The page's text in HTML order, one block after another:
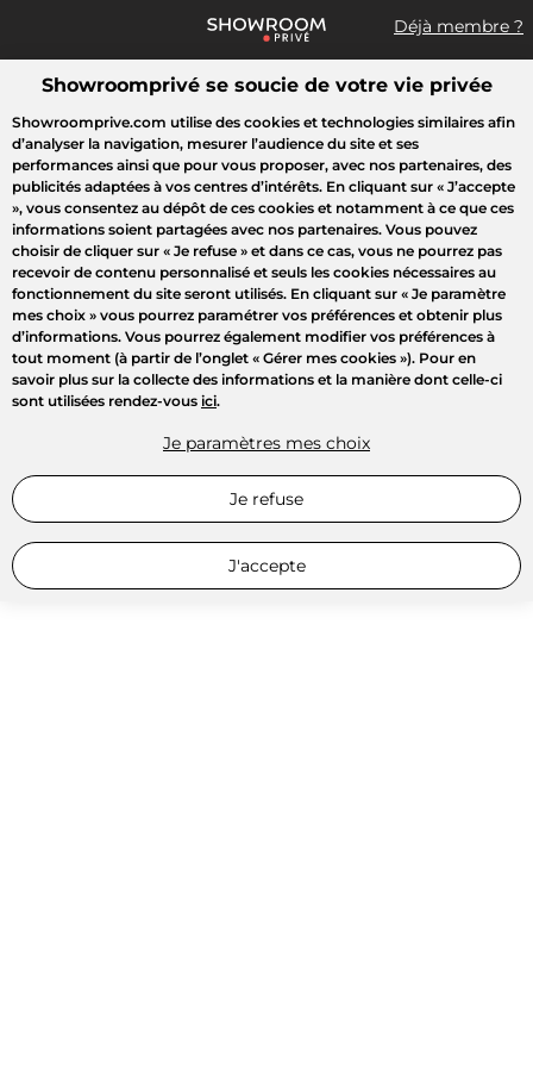
Déjà membre ?
Que recherchez-vous ?
Toutes les ventes Sport Mode Enfant Maison
Showroomprivé se soucie de votre vie privée
Showroomprive.com utilise des cookies et technologies similaires afin
d’analyser la navigation, mesurer l’audience du site et ses
performances ainsi que pour vous proposer, avec nos partenaires, des
publicités adaptées à vos centres d’intérêts. En cliquant sur « J’accepte
», vous consentez au dépôt de ces cookies et notamment à ce que ces
informations soient partagées avec nos partenaires. Vous pouvez
choisir de cliquer sur « Je refuse » et dans ce cas, vous ne pourrez pas
recevoir de contenu personnalisé et seuls les cookies nécessaires au
fonctionnement du site seront utilisés. En cliquant sur « Je paramètre
mes choix » vous pourrez paramétrer vos préférences et obtenir plus
d’informations. Vous pourrez également modifier vos préférences à
tout moment (à partir de l’onglet « Gérer mes cookies »). Pour en
savoir plus sur la collecte des informations et la manière dont celle-ci
sont utilisées rendez-vous ici.
Je paramètres mes choix
Je refuse
J'accepte